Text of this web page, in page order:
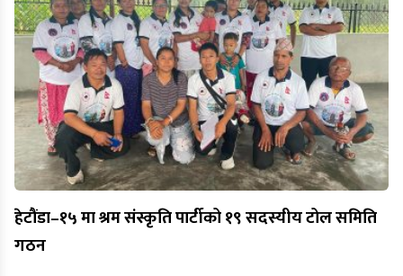
हेटौंडा–१५ मा श्रम संस्कृति पार्टीको १९ सदस्यीय टोल समिति
गठन